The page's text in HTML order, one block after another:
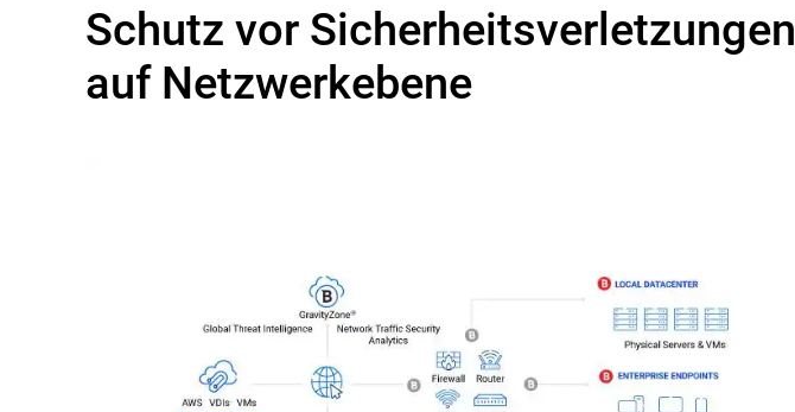
Schutz vor Sicherheitsverletzungen
auf Netzwerkebene